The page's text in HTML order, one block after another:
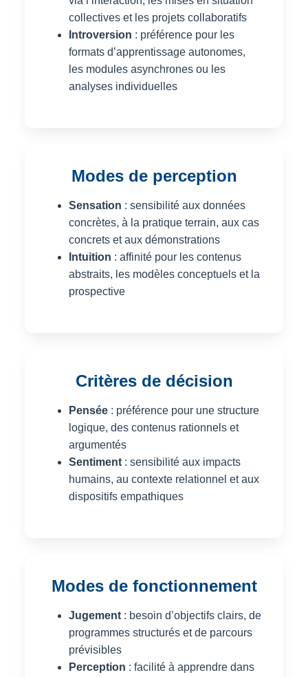
collectives et les projets collaboratifs
Introversion : préférence pour les
formats d’apprentissage autonomes,
les modules asynchrones ou les
analyses individuelles
Modes de perception
Sensation : sensibilité aux données
concrètes, à la pratique terrain, aux cas
concrets et aux démonstrations
Intuition : affinité pour les contenus
abstraits, les modèles conceptuels et la
prospective
Critères de décision
Pensée : préférence pour une structure
logique, des contenus rationnels et
argumentés
Sentiment : sensibilité aux impacts
humains, au contexte relationnel et aux
dispositifs empathiques
Modes de fonctionnement
Jugement : besoin d’objectifs clairs, de
programmes structurés et de parcours
prévisibles
Perception : facilité à apprendre dans